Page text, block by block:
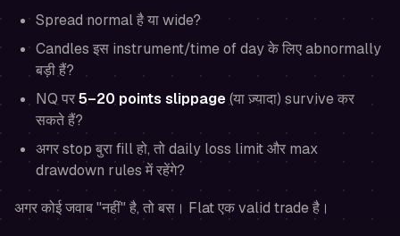
Spread normal है या wide?
Candles इस instrument/time of day के लिए abnormally
बड़ी हैं?
NQ पर5–20 points slippage(या ज़्यादा) survive कर
सकते हैं?
अगर stop बुरा fill हो, तो daily loss limit और max
drawdown rules में रहेंगे?
अगर कोई जवाब "नहीं" है, तो बस। Flat एक valid trade है।